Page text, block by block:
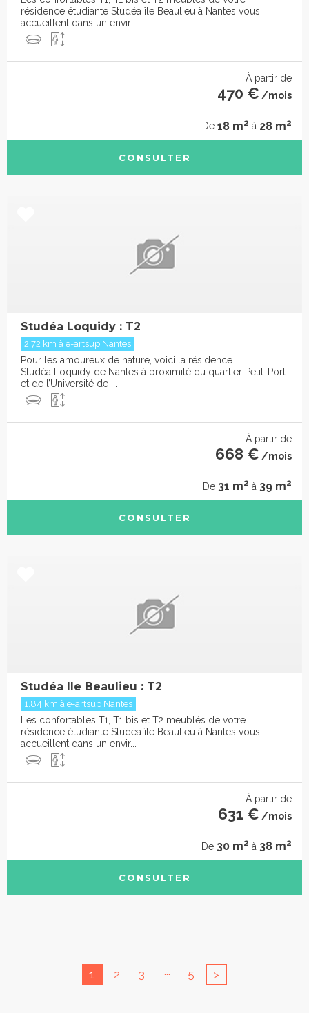
résidence étudiante Studéa île Beaulieu à Nantes vous
accueillent dans un envir...
À partir de
470 € /mois
De 18 m2 à 28 m2
CONSULTER
Studéa Loquidy : T2
2.72 km à e-artsup Nantes
Pour les amoureux de nature, voici la résidence
Studéa Loquidy de Nantes à proximité du quartier Petit-Port
et de l’Université de ...
À partir de
668 € /mois
De 31 m2 à 39 m2
CONSULTER
Studéa Ile Beaulieu : T2
1.84 km à e-artsup Nantes
Les confortables T1, T1 bis et T2 meublés de votre
résidence étudiante Studéa île Beaulieu à Nantes vous
accueillent dans un envir...
À partir de
631 € /mois
De 30 m2 à 38 m2
CONSULTER
1 2 3 ... 5 >